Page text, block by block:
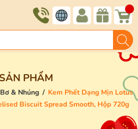
SẢN PHẨM
& Nhúng / Kem Phết Dạng Mịn Lotus
Biscuit Spread Smooth, Hộp 720g